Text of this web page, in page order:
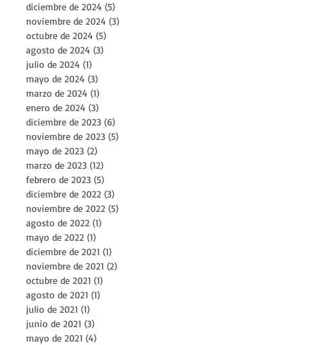
diciembre de 2024 (5)
noviembre de 2024 (3)
octubre de 2024 (5)
agosto de 2024 (3)
julio de 2024 (1)
mayo de 2024 (3)
marzo de 2024 (1)
enero de 2024 (3)
diciembre de 2023 (6)
noviembre de 2023 (5)
mayo de 2023 (2)
marzo de 2023 (12)
febrero de 2023 (5)
diciembre de 2022 (3)
noviembre de 2022 (5)
agosto de 2022 (1)
mayo de 2022 (1)
diciembre de 2021 (1)
noviembre de 2021 (2)
octubre de 2021 (1)
agosto de 2021 (1)
julio de 2021 (1)
junio de 2021 (3)
mayo de 2021 (4)